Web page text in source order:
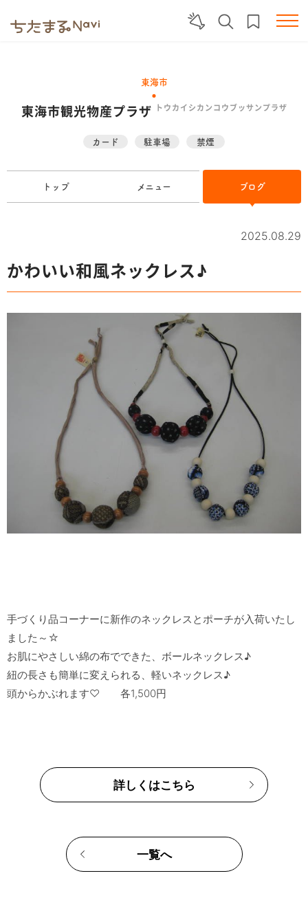
東海市
東海市観光物産プラザ トウカイシカンコウブッサンプラザ
カード 駐車場 禁煙
トップ メニュー ブログ
2025.08.29
かわいい和風ネックレス♪
手づくり品コーナーに新作のネックレスとポーチが入荷いたし
ました～☆
お肌にやさしい綿の布でできた、ボールネックレス♪
紐の長さも簡単に変えられる、軽いネックレス♪
詳しくはこちら
一覧へ